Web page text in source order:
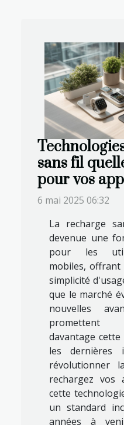
sans fil
pour vos
6 mai 2025 06:32
La recharge
devenue une
pour les
mobiles, offrant
simplicité
que le marché
nouvelles
promettent
davantage cette
les dernières
révolutionner
rechargez vos
cette
un standard
années à